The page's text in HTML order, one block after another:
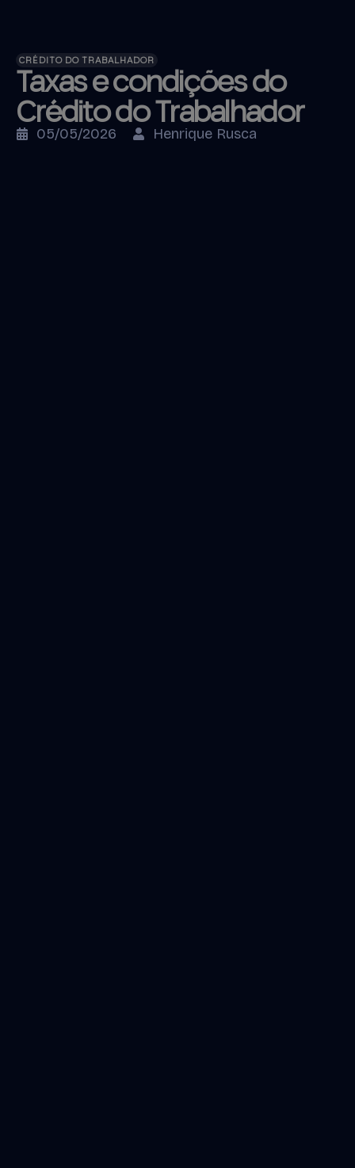
CRÉDITO DO TRABALHADOR
Taxas e condições do
Crédito do Trabalhador
05/05/2026 Henrique Rusca